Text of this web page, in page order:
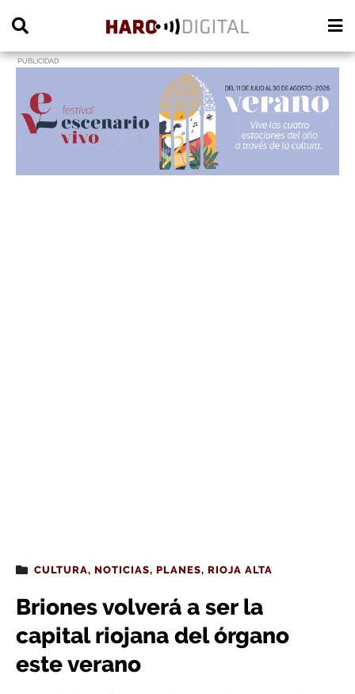
PUBLICIDAD
CULTURA, NOTICIAS, PLANES, RIOJA ALTA
Briones volverá a ser la
capital riojana del órgano
este verano